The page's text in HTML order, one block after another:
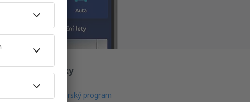
O eSky
Partnerský program